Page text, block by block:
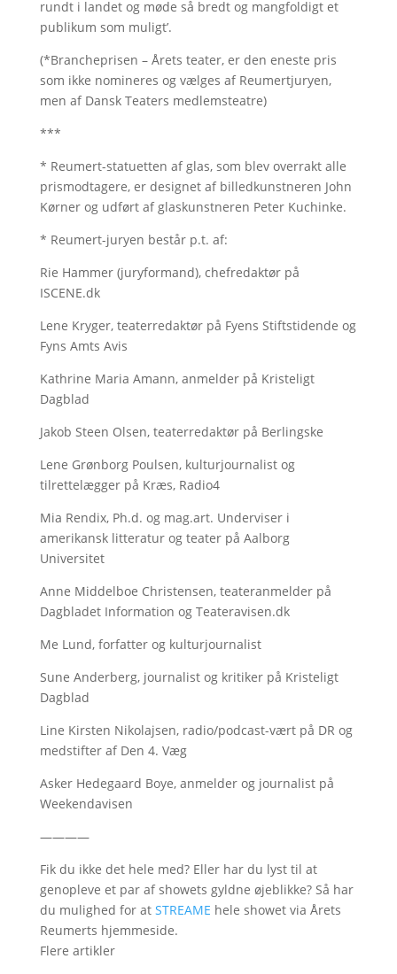
rundt i landet og møde så bredt og mangfoldigt et
publikum som muligt’.
(*Brancheprisen – Årets teater, er den eneste pris
som ikke nomineres og vælges af Reumertjuryen,
men af Dansk Teaters medlemsteatre)
***
* Reumert-statuetten af glas, som blev overrakt alle
prismodtagere, er designet af billedkunstneren John
Kørner og udført af glaskunstneren Peter Kuchinke.
* Reumert-juryen består p.t. af:
Rie Hammer (juryformand), chefredaktør på
ISCENE.dk
Lene Kryger, teaterredaktør på Fyens Stiftstidende og
Fyns Amts Avis
Kathrine Maria Amann, anmelder på Kristeligt
Dagblad
Jakob Steen Olsen, teaterredaktør på Berlingske
Lene Grønborg Poulsen, kulturjournalist og
tilrettelægger på Kræs, Radio4
Mia Rendix, Ph.d. og mag.art. Underviser i
amerikansk litteratur og teater på Aalborg
Universitet
Anne Middelboe Christensen, teateranmelder på
Dagbladet Information og Teateravisen.dk
Me Lund, forfatter og kulturjournalist
Sune Anderberg, journalist og kritiker på Kristeligt
Dagblad
Line Kirsten Nikolajsen, radio/podcast-vært på DR og
medstifter af Den 4. Væg
Asker Hedegaard Boye, anmelder og journalist på
Weekendavisen
————
Fik du ikke det hele med? Eller har du lyst til at
genopleve et par af showets gyldne øjeblikke? Så har
du mulighed for at STREAME hele showet via Årets
Reumerts hjemmeside.
Flere artikler